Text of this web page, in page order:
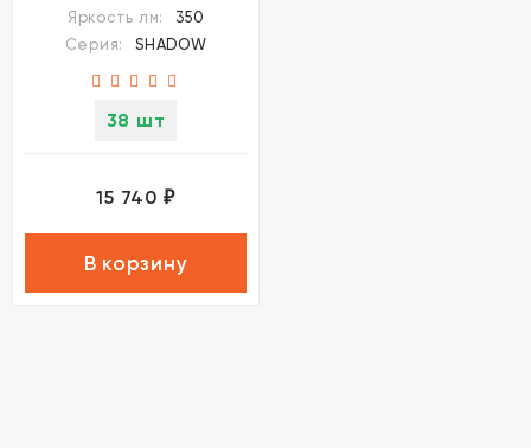
Яркость лм:
350
Серия:
SHADOW
38 шт
15 740 ₽
В корзину